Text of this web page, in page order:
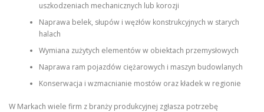
uszkodzeniach mechanicznych lub korozji
Naprawa belek, słupów i węzłów konstrukcyjnych w starych
halach
Wymiana zużytych elementów w obiektach przemysłowych
Naprawa ram pojazdów ciężarowych i maszyn budowlanych
Konserwacja i wzmacnianie mostów oraz kładek w regionie
W Markach wiele firm z branży produkcyjnej zgłasza potrzebę